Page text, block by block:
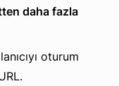
daha fazla
oturum